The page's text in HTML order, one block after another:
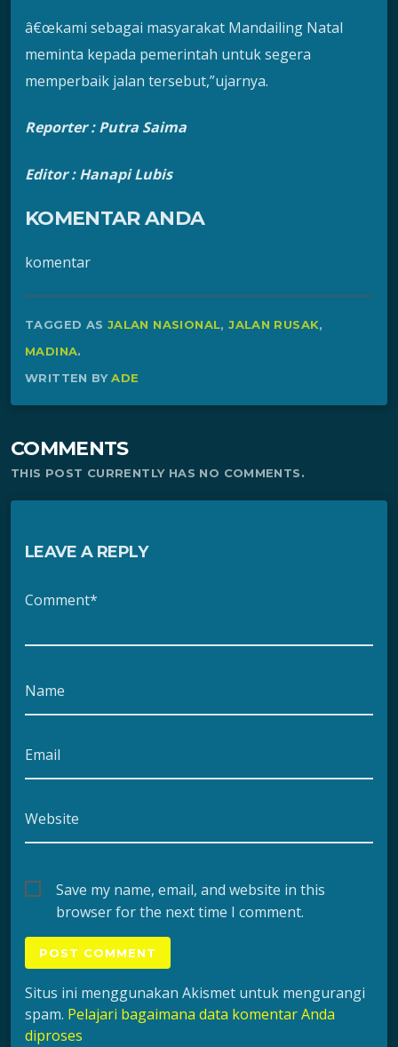
â€œkami sebagai masyarakat Mandailing Natal
meminta kepada pemerintah untuk segera
memperbaik jalan tersebut,”ujarnya.
Reporter : Putra Saima
Editor : Hanapi Lubis
KOMENTAR ANDA
komentar
TAGGED AS JALAN NASIONAL,JALAN RUSAK,
MADINA.
WRITTEN BYADE
COMMENTS
THIS POST CURRENTLY HAS NO COMMENTS.
LEAVE A REPLY
Comment*
Name
Email
Website
Save my name, email, and website in this
browser for the next time I comment.
Situs ini menggunakan Akismet untuk mengurangi
spam. Pelajari bagaimana data komentar Anda
diproses